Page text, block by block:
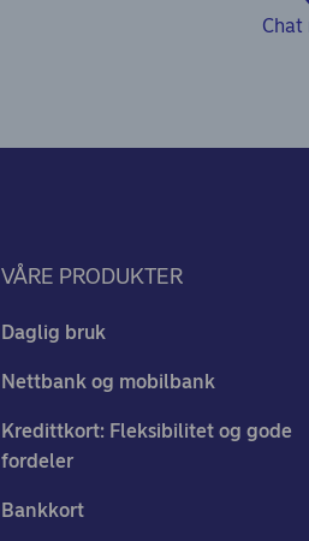
Chat
VÅRE PRODUKTER
Daglig bruk
Nettbank og mobilbank
Kredittkort: Fleksibilitet og gode
fordeler
Bankkort